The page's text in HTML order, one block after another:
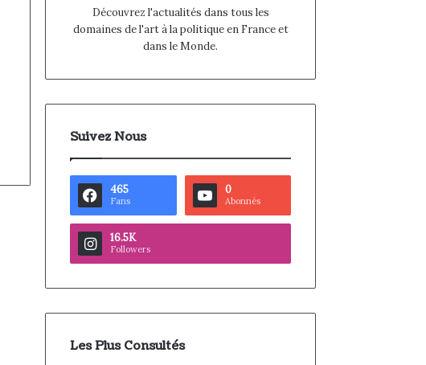
Découvrez l'actualités dans tous les
domaines de l'art à la politique en France et
dans le Monde.
Suivez Nous
465
Fans
0
Abonnés
16.5K
Followers
Les Plus Consultés